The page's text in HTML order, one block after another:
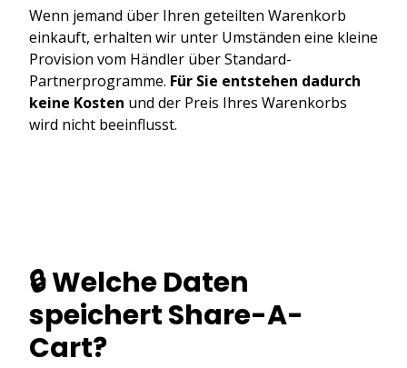
Wenn jemand über Ihren geteilten Warenkorb
einkauft, erhalten wir unter Umständen eine kleine
Provision vom Händler über Standard-
Partnerprogramme. Für Sie entstehen dadurch
keine Kosten und der Preis Ihres Warenkorbs
wird nicht beeinflusst.
🔒 Welche Daten
speichert Share-A-
Cart?